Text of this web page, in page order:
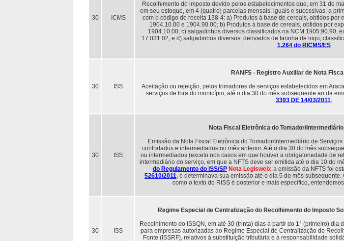
30 ICMS
Recolhimento do imposto devido pelos estabelecimentos que, em 31 de
em seu estoque, em 4 (quatro) parcelas mensais, iguais e sucessivas, a
com o código de receita 138-4: a) Produtos à base de cereais, obtidos por
1904.10.00 e 1904.90.00; b) Produtos à base de cereais, obtidos por
1904.10.00; c) salgadinhos diversos classificados na NCM 1905.90.90,
17.031.02; e d) salgadinhos diversos, derivados de farinha de trigo,
1.264 do RICMS/ES
30 ISS
RANFS - Registro Auxiliar de Nota
Aceitação ou rejeição, pelos tomadores de serviços estabelecidos em
serviços de fora do município, até o dia 30 do mês subsequente ao da
3393 DE 14/03/2011.
30 ISS
Nota Fiscal Eletrônica do Tomador/
Emissão da Nota Fiscal Eletrônica do Tomador/Intermediário de
contratados e intermediados no mês anterior. Até o dia 30 do mês
ou intermediados (exceto nos casos em que houver a obrigatoriedade de
intermediário do serviço, em que a NFTS deve ser emitida até o dia 10 do
do Regulamento do ISS/SP Nota Legisweb: a emissão da NFTS foi
52610/2011, e determinava sua emissão até o dia 5 do mês
como o texto do RISS é posterior e mais específico,
30 ISS
Regime Especial de Centralização do Recolhimento do Imposto
Recolhimento do ISSQN, em até 30 (trinta) dias a partir do 1° (primeiro)
para empresas autorizadas ao Regime Especial de Centralização do
Fonte (ISSRF), relativos à substituição tributária e à responsabilidade